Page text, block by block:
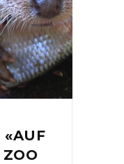
«AUF